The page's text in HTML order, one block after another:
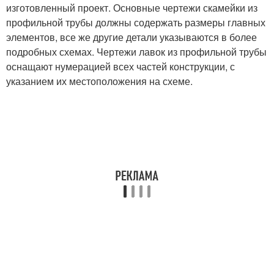
изготовленный проект. Основные чертежи скамейки из
профильной трубы должны содержать размеры главных
элементов, все же другие детали указываются в более
подробных схемах. Чертежи лавок из профильной трубы
оснащают нумерацией всех частей конструкции, с
указанием их местоположения на схеме.